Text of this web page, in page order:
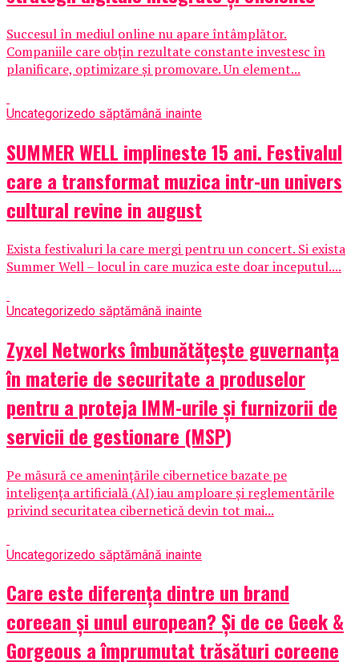
Succesul în mediul online nu apare întâmplător.
Companiile care obțin rezultate constante investesc în
planificare, optimizare și promovare. Un element...
Uncategorizedo săptămână inainte
SUMMER WELL implineste 15 ani. Festivalul
care a transformat muzica intr-un univers
cultural revine in august
Exista festivaluri la care mergi pentru un concert. Si exista
Summer Well – locul in care muzica este doar inceputul....
Uncategorizedo săptămână inainte
Zyxel Networks îmbunătățește guvernanța
în materie de securitate a produselor
pentru a proteja IMM-urile și furnizorii de
servicii de gestionare (MSP)
Pe măsură ce amenințările cibernetice bazate pe
inteligența artificială (AI) iau amploare și reglementările
privind securitatea cibernetică devin tot mai...
Uncategorizedo săptămână inainte
Care este diferența dintre un brand
coreean și unul european? Și de ce Geek &
Gorgeous a împrumutat trăsături coreene